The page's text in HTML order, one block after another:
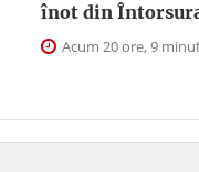
înot din
Acum 20 ore, 9